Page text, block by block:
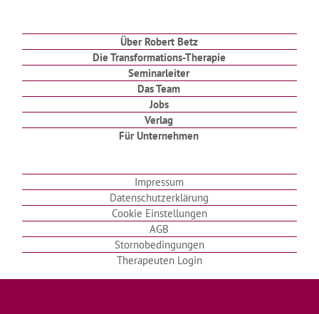
Über Robert Betz
Die Transformations-Therapie
Seminarleiter
Das Team
Jobs
Verlag
Für Unternehmen
Impressum
Datenschutzerklärung
Cookie Einstellungen
AGB
Stornobedingungen
Therapeuten Login